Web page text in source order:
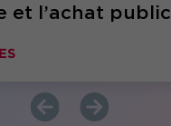
et l’achat public